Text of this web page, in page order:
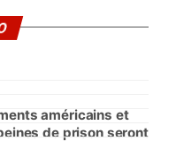
américains et
de prison seront